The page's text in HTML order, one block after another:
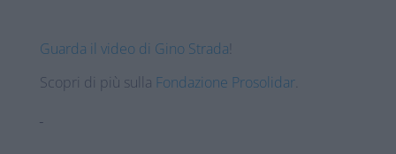
Guarda il video di Gino Strada
Scopri di più sulla Fondazione Prosolidar.